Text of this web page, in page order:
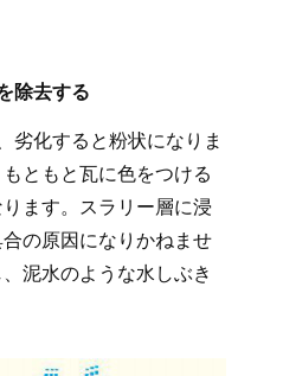
除去する
劣化すると粉状になりま
ともと瓦に色をつける
ます。スラリー層に浸
の原因になりかねませ
泥水のような水しぶき